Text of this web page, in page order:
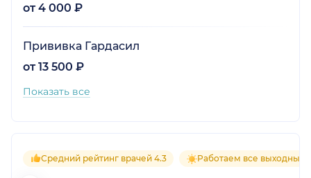
от 4 000 ₽
Прививка Гардасил
от 13 500 ₽
Показать все
Средний рейтинг врачей 4.3 Работаем все выходные